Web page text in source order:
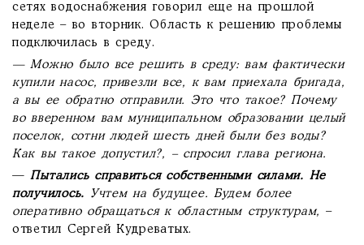
сетях водоснабжения говорил еще на прошлой
неделе – во вторник. Область к решению проблемы
подключилась в среду.
— Можно было все решить в среду: вам фактически
купили насос, привезли все, к вам приехала бригада,
а вы ее обратно отправили. Это что такое? Почему
во вверенном вам муниципальном образовании целый
поселок, сотни людей шесть дней были без воды?
Как вы такое допустил?, – спросил глава региона.
—Пытались справиться собственными силами. Не
получилось. Учтем на будущее. Будем более
оперативно обращаться к областным структурам, –
ответил Сергей Кудреватых.